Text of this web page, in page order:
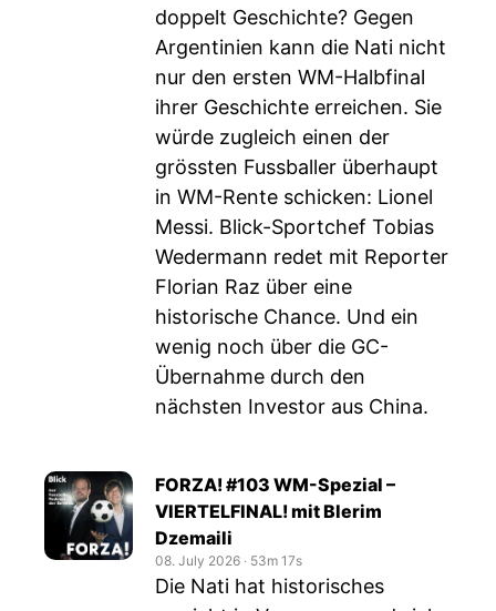
doppelt Geschichte? Gegen
Argentinien kann die Nati nicht
nur den ersten WM-Halbfinal
ihrer Geschichte erreichen. Sie
würde zugleich einen der
grössten Fussballer überhaupt
in WM-Rente schicken: Lionel
Messi. Blick-Sportchef Tobias
Wedermann redet mit Reporter
Florian Raz über eine
historische Chance. Und ein
wenig noch über die GC-
Übernahme durch den
nächsten Investor aus China.
FORZA! #103 WM-Spezial –
VIERTELFINAL! mit Blerim
Dzemaili
08. July 2026 ‧ 53m 17s
Die Nati hat historisches